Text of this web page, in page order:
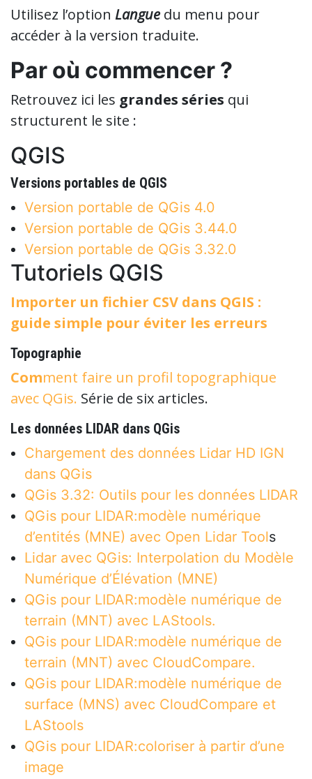
Utilisez l’option Languedu menu pour
accéder à la version traduite.
Par où commencer ?
Retrouvez ici les grandes séries qui
structurent le site :
QGIS
Versions portables de QGIS
Version portable de QGis 4.0
Version portable de QGis 3.44.0
Version portable de QGis 3.32.0
Tutoriels QGIS
Importer un fichier CSV dans QGIS :
guide simple pour éviter les erreurs
Topographie
Comment faire un profil topographique
avec QGis. Série de six articles.
Les données LIDAR dans QGis
Chargement des données Lidar HD IGN
dans QGis
QGis 3.32: Outils pour les données LIDAR
QGis pour LIDAR:modèle numérique
d’entités (MNE) avec Open Lidar Tools
Lidar avec QGis: Interpolation du Modèle
Numérique d’Élévation (MNE)
QGis pour LIDAR:modèle numérique de
terrain (MNT) avec LAStools.
QGis pour LIDAR:modèle numérique de
terrain (MNT) avec CloudCompare.
QGis pour LIDAR:modèle numérique de
surface (MNS) avec CloudCompare et
LAStools
QGis pour LIDAR:coloriser à partir d’une
image